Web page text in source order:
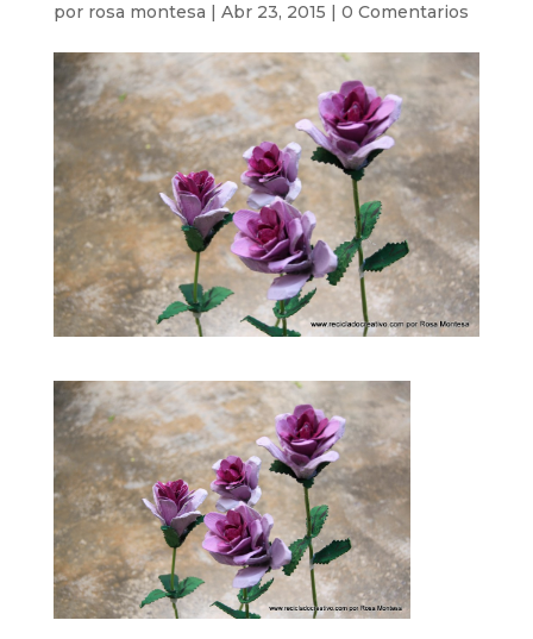
por rosa montesa | Abr 23, 2015 | 0 Comentarios